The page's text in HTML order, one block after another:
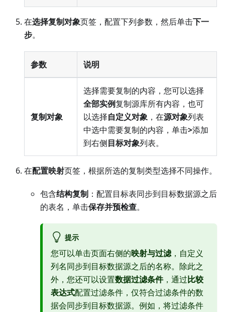
在选择复制对象页签，配置下列参数，然后单击下一
步。
参数 说明
复制对象
选择需要复制的内容，您可以选择
全部实例复制源库所有内容，也可
以选择自定义对象 ，在源对象列表
中选中需要复制的内容，单击>添加
到右侧目标对象列表。
在配置映射页签，根据所选的复制类型选择不同操作。
包含结构复制 ：配置目标表同步到目标数据源之后
的表名，单击保存并预检查。
提示
您可以单击页面右侧的映射与过滤，自定义
列名同步到目标数据源之后的名称。除此之
外，您还可以设置数据过滤条件，通过比较
表达式配置过滤条件，仅符合过滤条件的数
据会同步到目标数据源。例如，将过滤条件